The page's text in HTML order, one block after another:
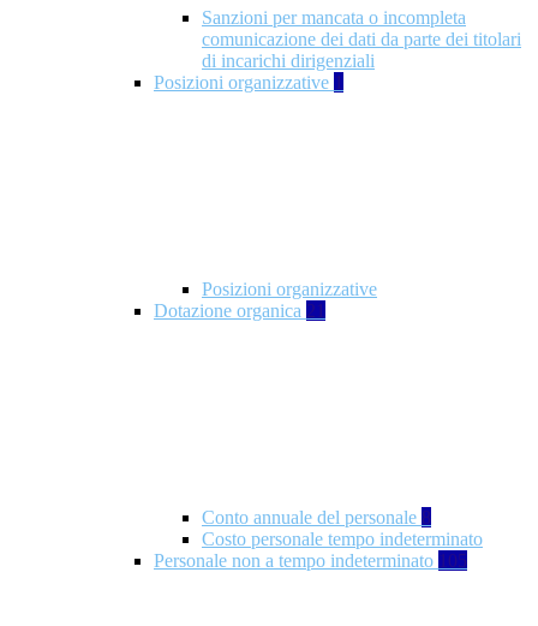
Sanzioni per mancata o incompleta
comunicazione dei dati da parte dei titolari
di incarichi dirigenziali
Posizioni organizzative 1
Posizioni organizzative
Dotazione organica 21
Conto annuale del personale 8
Costo personale tempo indeterminato
Personale non a tempo indeterminato 105